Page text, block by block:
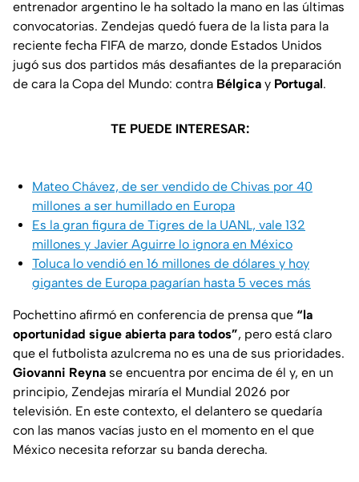
entrenador argentino le ha soltado la mano en las últimas
convocatorias. Zendejas quedó fuera de la lista para la
reciente fecha FIFA de marzo, donde Estados Unidos
jugó sus dos partidos más desafiantes de la preparación
de cara la Copa del Mundo: contra Bélgica y Portugal.
TE PUEDE INTERESAR:
Mateo Chávez, de ser vendido de Chivas por 40
millones a ser humillado en Europa
Es la gran figura de Tigres de la UANL, vale 132
millones y Javier Aguirre lo ignora en México
Toluca lo vendió en 16 millones de dólares y hoy
gigantes de Europa pagarían hasta 5 veces más
Pochettino afirmó en conferencia de prensa que “la
oportunidad sigue abierta para todos”, pero está claro
que el futbolista azulcrema no es una de sus prioridades.
Giovanni Reyna se encuentra por encima de él y, en un
principio, Zendejas miraría el Mundial 2026 por
televisión. En este contexto, el delantero se quedaría
con las manos vacías justo en el momento en el que
México necesita reforzar su banda derecha.